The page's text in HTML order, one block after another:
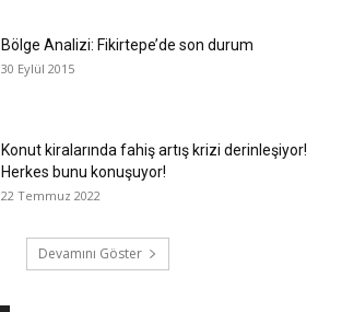
Bölge Analizi: Fikirtepe’de son durum
30 Eylül 2015
Konut kiralarında fahiş artış krizi derinleşiyor!
Herkes bunu konuşuyor!
22 Temmuz 2022
Devamını Göster